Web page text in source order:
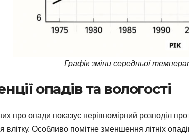
Графік зміни середньої
опадів та вологості
про опади показує нерівномірний розподіл
влітку. Особливо помітне зменшення літніх